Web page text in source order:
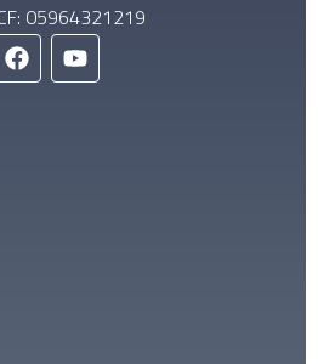
05964321219